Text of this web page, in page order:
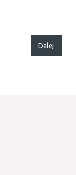
Dalej